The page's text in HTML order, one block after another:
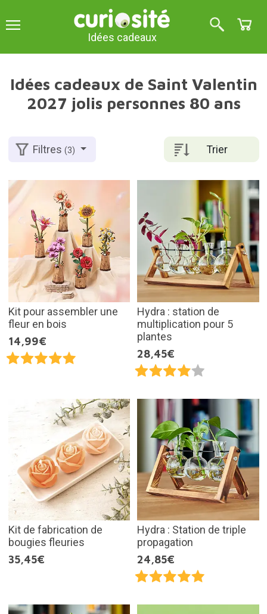
Idées cadeaux
Idées cadeaux de Saint Valentin
2027 jolis personnes 80 ans
Trier
Filtres(3)
Kit pour assembler une
fleur en bois
14,99€
Hydra : station de
multiplication pour 5
plantes
28,45€
Kit de fabrication de
bougies fleuries
35,45€
Hydra : Station de triple
propagation
24,85€